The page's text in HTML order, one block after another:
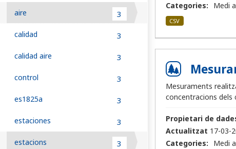
aire 3
calidad 3
calidad aire 3
control 3
es1825a 3
estaciones 3
estacions 3
Categories:
Medi
CSV
Mesuraments
concentracions dels
Propietari de
Actualitzat 17-03-
Categories:
Medi